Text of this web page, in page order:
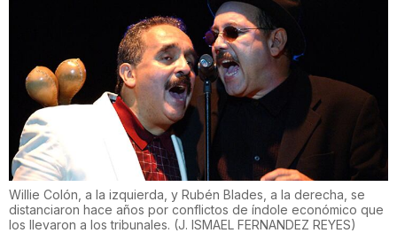
Willie Colón, a la izquierda, y Rubén Blades, a la derecha, se
distanciaron hace años por conflictos de índole económico que
los llevaron a los tribunales. (J. ISMAEL FERNANDEZ REYES)